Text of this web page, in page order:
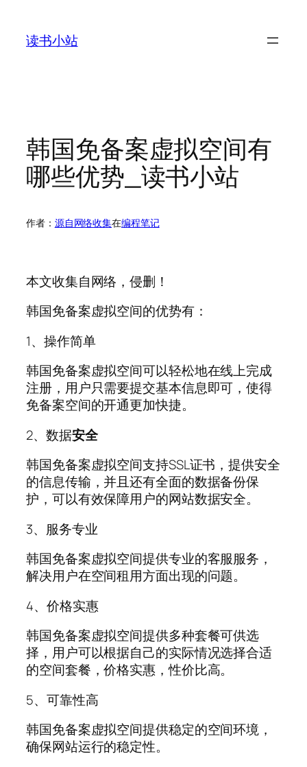
读书小站
韩国免备案虚拟空间有
哪些优势_读书小站
作者： 源自网络收集在编程笔记
本文收集自网络，侵删！
韩国免备案虚拟空间的优势有：
1、操作简单
韩国免备案虚拟空间可以轻松地在线上完成
注册，用户只需要提交基本信息即可，使得
免备案空间的开通更加快捷。
2、数据安全
韩国免备案虚拟空间支持SSL证书，提供安全
的信息传输，并且还有全面的数据备份保
护，可以有效保障用户的网站数据安全。
3、服务专业
韩国免备案虚拟空间提供专业的客服服务，
解决用户在空间租用方面出现的问题。
4、价格实惠
韩国免备案虚拟空间提供多种套餐可供选
择，用户可以根据自己的实际情况选择合适
的空间套餐，价格实惠，性价比高。
5、可靠性高
韩国免备案虚拟空间提供稳定的空间环境，
确保网站运行的稳定性。